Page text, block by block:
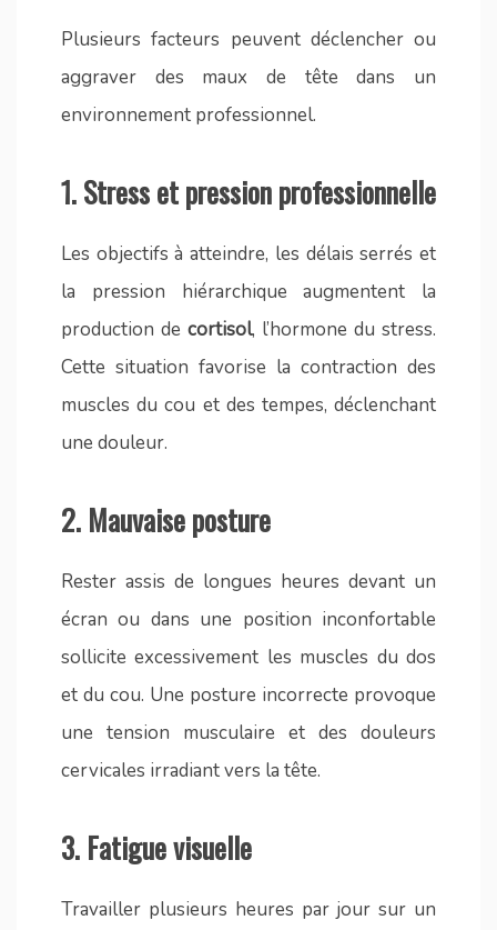
Plusieurs facteurs peuvent déclencher ou
aggraver des maux de tête dans un
environnement professionnel.
1.Stress et pression professionnelle
Les objectifs à atteindre, les délais serrés et
la pression hiérarchique augmentent la
production de cortisol, l’hormone du stress.
Cette situation favorise la contraction des
muscles du cou et des tempes, déclenchant
une douleur.
2. Mauvaise posture
Rester assis de longues heures devant un
écran ou dans une position inconfortable
sollicite excessivement les muscles du dos
et du cou. Une posture incorrecte provoque
une tension musculaire et des douleurs
cervicales irradiant vers la tête.
3. Fatigue visuelle
Travailler plusieurs heures par jour sur un